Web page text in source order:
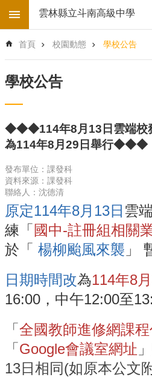
跳到主要內容區塊
階
搜
首
頁
學
校
子
地
後
台
登
入
雲
林
縣
府
育
處
雲林縣立斗南高級中學
首頁 校園動態 學校公告
學校公告
◆◆◆114年8月13日雲端校
為114年8月29日舉行◆◆◆
發布單位：課發科
資料來源：課發科
聯絡人：沈德清
原定114年8月13日 雲
練「 國中-註冊組相關
於「 楊柳颱風來襲 」
日期時間改為114年8
16:00，中午12:00至
「 全國教師進修網課
「 Google會議室網址
13日相同(如原本公文